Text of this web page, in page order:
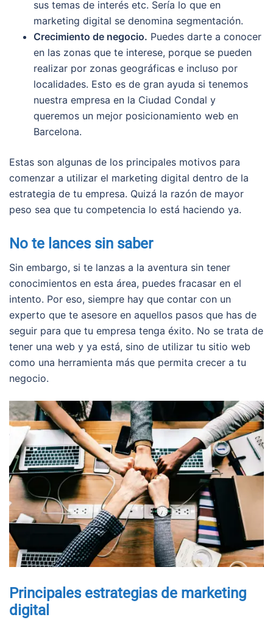
sus temas de interés etc. Sería lo que en
marketing digital se denomina segmentación.
Crecimiento de negocio. Puedes darte a conocer
en las zonas que te interese, porque se pueden
realizar por zonas geográficas e incluso por
localidades. Esto es de gran ayuda si tenemos
nuestra empresa en la Ciudad Condal y
queremos un mejor posicionamiento web en
Barcelona.
Estas son algunas de los principales motivos para
comenzar a utilizar el marketing digital dentro de la
estrategia de tu empresa. Quizá la razón de mayor
peso sea que tu competencia lo está haciendo ya.
No te lances sin saber
Sin embargo, si te lanzas a la aventura sin tener
conocimientos en esta área, puedes fracasar en el
intento. Por eso, siempre hay que contar con un
experto que te asesore en aquellos pasos que has de
seguir para que tu empresa tenga éxito. No se trata de
tener una web y ya está, sino de utilizar tu sitio web
como una herramienta más que permita crecer a tu
negocio.
Principales estrategias de marketing
digital